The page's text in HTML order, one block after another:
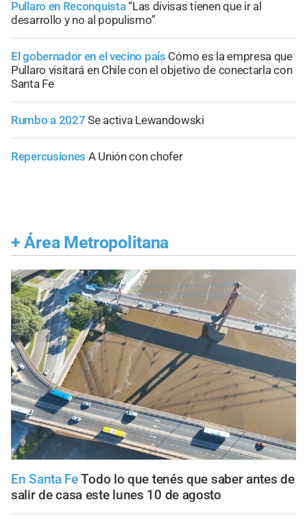
Pullaro en Reconquista“Las divisas tienen que ir al
desarrollo y no al populismo”
El gobernador en el vecino país Cómo es la empresa que
Pullaro visitará en Chile con el objetivo de conectarla con
Santa Fe
Rumbo a 2027 Se activa Lewandowski
Repercusiones A Unión con chofer
+ Área Metropolitana
En Santa FeTodo lo que tenés que saber antes de
salir de casa este lunes 10 de agosto